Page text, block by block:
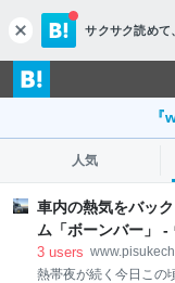
c
l
o
s
サクサク読めて
人気
車内の熱気をバッ
ム「ボーンバー」 -
3 users
熱帯夜が続く今日この